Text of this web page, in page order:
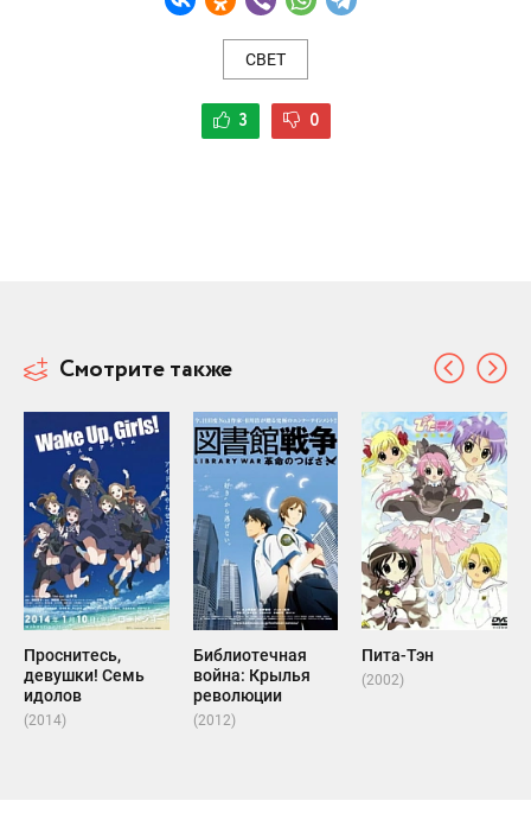
СВЕТ
3 0
Смотрите также
Проснитесь,
девушки! Семь
идолов
(2014)
Библиотечная
война: Крылья
революции
(2012)
Пита-Тэн
(2002)